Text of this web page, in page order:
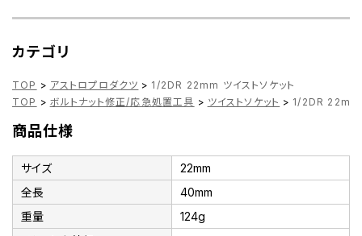
カテゴリ
TOP > アストロプロダクツ > 1/2DR 22mm ツイストソケット
TOP > ボルトナット修正/応急処置工具 > ツイストソケット > 1/2DR 22mm
商品仕様
サイズ
22mm
全長
40mm
重量
124g